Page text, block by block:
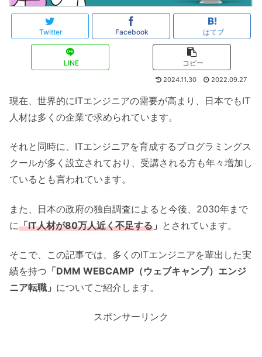
Twitter Facebook はてブ
LINE コピー
2024.11.30 2022.09.27
現在、世界的にITエンジニアの需要が高まり、日本でもIT
人材は多くの企業で求められています。
それと同時に、ITエンジニアを育成するプログラミングス
クールが多く設立されており、受講される方も年々増加し
ているとも言われています。
また、日本の政府の独自調査によると今後、2030年まで
に「IT人材が80万人近く不足する 」 とされています。
そこで、この記事では、多くのITエンジニアを輩出した実
績を持つ 「DMM WEBCAMP（ウェブキャンプ）エンジ
ニア転職」 についてご紹介します。
スポンサーリンク